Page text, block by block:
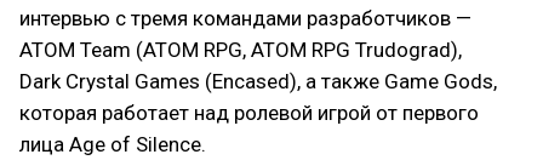
интервью с тремя командами разработчиков —
ATOM Team (ATOM RPG, ATOM RPG Trudograd),
Dark Crystal Games (Encased), а также Game Gods,
которая работает над ролевой игрой от первого
лица Age of Silence.